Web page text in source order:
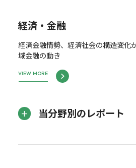
経済・金融
経済金融情勢、経済社会の構造変化
域金融の動き
VIEW MORE
当分野別のレポート